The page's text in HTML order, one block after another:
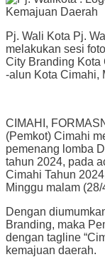
Pj. Wali Kota Pj.
melakukan sesi
City Branding Kota
-alun Kota Cimahi,
CIMAHI,
(Pemkot) Cimahi
pemenang lomba
tahun 2024, pada
Cimahi Tahun
Minggu malam (28/
Dengan
Branding, maka
dengan tagline
kemajuan daerah.